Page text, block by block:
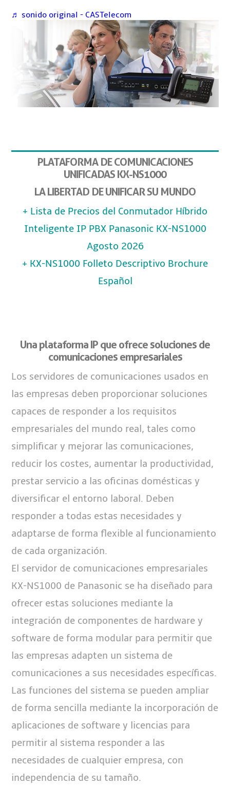
♬ sonido original - CASTelecom
PLATAFORMA DE COMUNICACIONES
UNIFICADAS KX-NS1000
LA LIBERTAD DE UNIFICAR SU MUNDO
+ Lista de Precios del Conmutador Híbrido
Inteligente IP PBX Panasonic KX-NS1000
Agosto 2026
+ KX-NS1000 Folleto Descriptivo Brochure
Español
Una plataforma IP que ofrece soluciones de
comunicaciones empresariales
Los servidores de comunicaciones usados en
las empresas deben proporcionar soluciones
capaces de responder a los requisitos
empresariales del mundo real, tales como
simplificar y mejorar las comunicaciones,
reducir los costes, aumentar la productividad,
prestar servicio a las oficinas domésticas y
diversificar el entorno laboral. Deben
responder a todas estas necesidades y
adaptarse de forma flexible al funcionamiento
de cada organización.
El servidor de comunicaciones empresariales
KX-NS1000 de Panasonic se ha diseñado para
ofrecer estas soluciones mediante la
integración de componentes de hardware y
software de forma modular para permitir que
las empresas adapten un sistema de
comunicaciones a sus necesidades específicas.
Las funciones del sistema se pueden ampliar
de forma sencilla mediante la incorporación de
aplicaciones de software y licencias para
permitir al sistema responder a las
necesidades de cualquier empresa, con
independencia de su tamaño.